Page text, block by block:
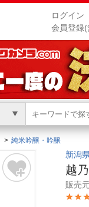
ログイン
会員登録(
純米吟醸・吟醸
新潟県
越
販売